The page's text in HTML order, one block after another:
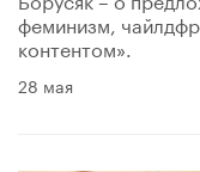
феминизм,
контентом».
28 мая